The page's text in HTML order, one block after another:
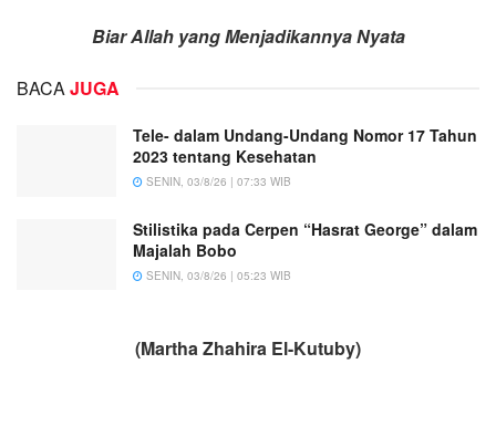
Biar Allah yang Menjadikannya Nyata
BACAJUGA
Tele- dalam Undang-Undang Nomor 17 Tahun
2023 tentang Kesehatan
SENIN, 03/8/26 | 07:33 WIB
Stilistika pada Cerpen “Hasrat George” dalam
Majalah Bobo
SENIN, 03/8/26 | 05:23 WIB
(Martha Zhahira El-Kutuby)